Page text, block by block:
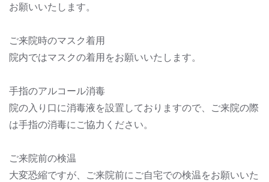
お願いいたします。
ご来院時のマスク着用
院内ではマスクの着用をお願いいたします。
手指のアルコール消毒
院の入り口に消毒液を設置しておりますので、ご来院の際
は手指の消毒にご協力ください。
ご来院前の検温
大変恐縮ですが、ご来院前にご自宅での検温をお願いいた